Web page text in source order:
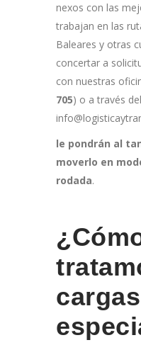
nexos con las
trabajan en las
Baleares y otras
concertar a
con nuestras
705) o a través
le pondrán al
moverlo en
rodada.
cargas